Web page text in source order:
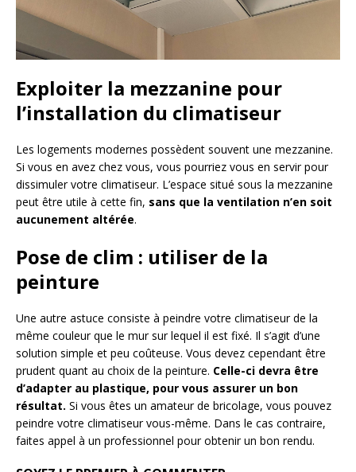
Exploiter la mezzanine pour
l’installation du climatiseur
Les logements modernes possèdent souvent une mezzanine.
Si vous en avez chez vous, vous pourriez vous en servir pour
dissimuler votre climatiseur. L’espace situé sous la mezzanine
peut être utile à cette fin, sans que la ventilation n’en soit
aucunement altérée.
Pose de clim : utiliser de la
peinture
Une autre astuce consiste à peindre votre climatiseur de la
même couleur que le mur sur lequel il est fixé. Il s’agit d’une
solution simple et peu coûteuse. Vous devez cependant être
prudent quant au choix de la peinture. Celle-ci devra être
d’adapter au plastique, pour vous assurer un bon
résultat. Si vous êtes un amateur de bricolage, vous pouvez
peindre votre climatiseur vous-même. Dans le cas contraire,
faites appel à un professionnel pour obtenir un bon rendu.